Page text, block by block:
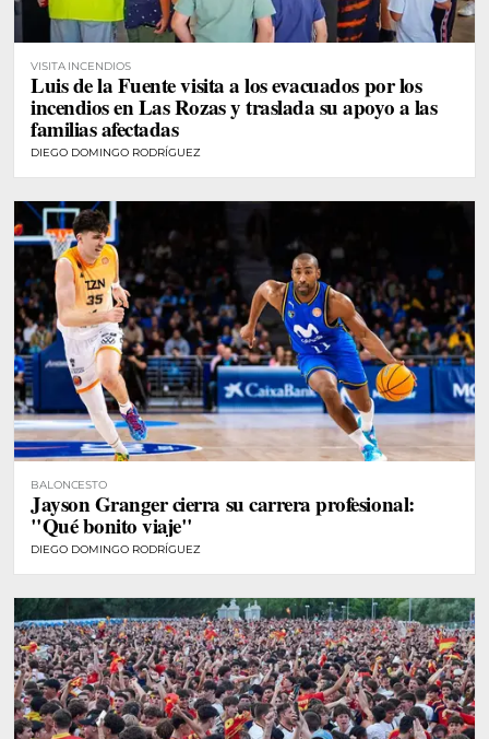
VISITA INCENDIOS
Luis de la Fuente visita a los evacuados por los
incendios en Las Rozas y traslada su apoyo a las
familias afectadas
DIEGO DOMINGO RODRÍGUEZ
BALONCESTO
Jayson Granger cierra su carrera profesional:
"Qué bonito viaje"
DIEGO DOMINGO RODRÍGUEZ